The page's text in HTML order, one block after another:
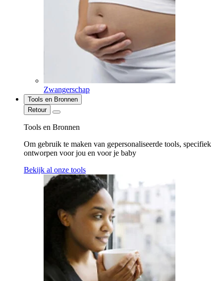
Zwangerschap
Tools en Bronnen
Retour
Tools en Bronnen
Om gebruik te maken van gepersonaliseerde tools, specifiek
ontworpen voor jou en voor je baby
Bekijk al onze tools